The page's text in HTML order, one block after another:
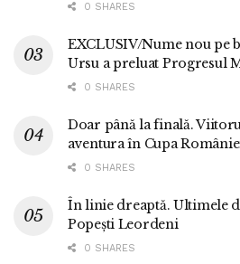
0 SHARES
EXCLUSIV/Nume nou pe
Ursu a preluat Progresul
0 SHARES
Doar până la finală.
aventura în Cupa
0 SHARES
În linie dreaptă. Ultimele
Popești Leordeni
0 SHARES